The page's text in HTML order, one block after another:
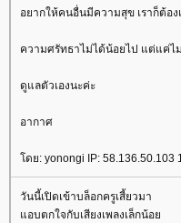
อยากให้คนอื่นมีความสุข เราก็ต้อง
ความศรัทธาไม่ได้น้อยไป แต่แค่ไ
ดูแลตัวเองนะค่ะ
อากาศ
ดย: yonongi IP: 58.136.50.103
วันนี้เปิดเข้าบล็อกครูเสี้ยวมา
อบตกใจกับเสียงเพลงเล็กน้อ